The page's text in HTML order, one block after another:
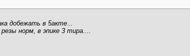
добежать в 5акте...
норм, в эпике 3 тира....